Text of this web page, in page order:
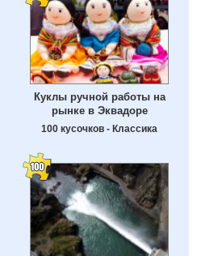
Куклы ручной работы на
рынке в Эквадоре
100 кусочков - Классика